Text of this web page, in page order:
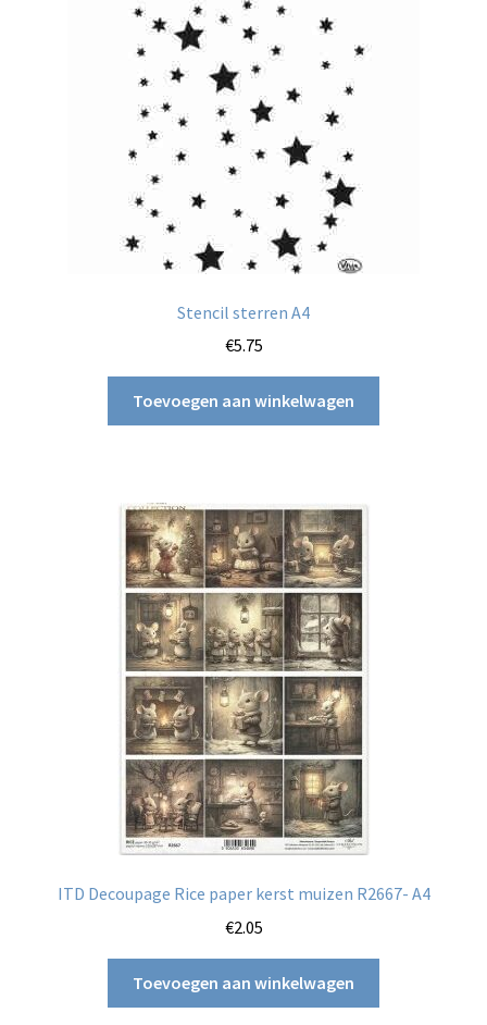
Stencil sterren A4
€5.75
Toevoegen aan winkelwagen
ITD Decoupage Rice paper kerst muizen R2667- A4
€2.05
Toevoegen aan winkelwagen